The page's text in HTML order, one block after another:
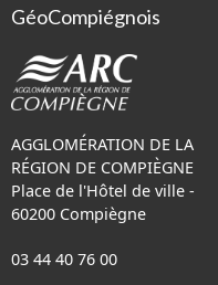
GéoCompiégnois
AGGLOMÉRATION DE LA
RÉGION DE COMPIÈGNE
Place de l'Hôtel de ville -
60200 Compiègne
03 44 40 76 00